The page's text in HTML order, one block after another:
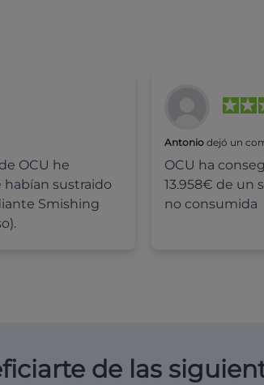
OCU he
sustraido
Smishing
Antonio dejó un
OCU ha
13.958€ de un
no consumida
de las